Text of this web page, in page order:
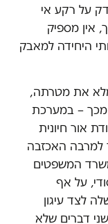
על רקע אי
אין מספיק
היחידה למאבק
את מטרתה,
מכך – במערכת
אור חיונית
למרבה האכזבה
המשפטים
על אף
לצד עיגון
דברים שלא